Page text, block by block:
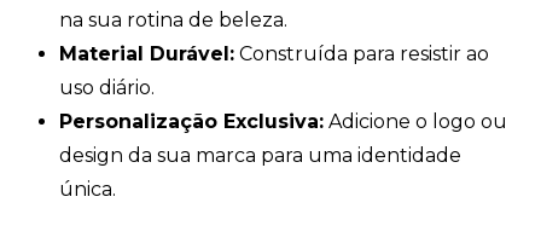
na sua rotina de beleza.
Material Durável:Construída para resistir ao
uso diário.
Personalização Exclusiva:Adicione o logo ou
design da sua marca para uma identidade
única.